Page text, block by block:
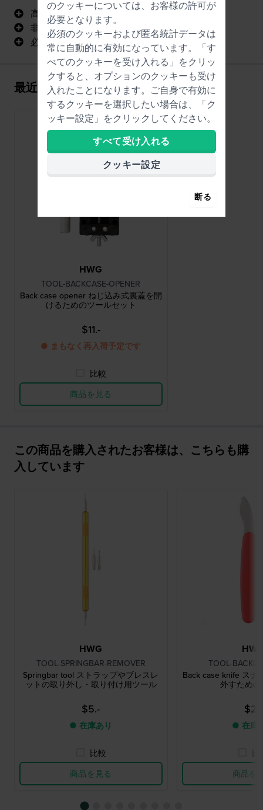
高品質
非常に実用的で、使い勝手が良い
必要な付属品がすべて付属しています
最近閲覧した商品
HWG
TOOL-BACKCASE-OPENER
Back case opener ねじ込み式裏蓋を開
けるためのツールセット
$11.-
● まもなく再入荷予定です
比較
商品を見る
この商品を購入されたお客様は、こちらも購
入しています
HWG
TOOL-SPRINGBAR-REMOVER
Springbar tool ストラップやブレスレ
ットの取り外し・取り付け用ツール
$5.-
● 在庫あり
比較
商品を見る
TOOL-
Back case knife スナ
外すため
$2.-
● 在庫
商品を
のクッキーについては、お客様の許可が
必要となります。
必須のクッキーおよび匿名統計データは
常に自動的に有効になっています。「す
べてのクッキーを受け入れる」をクリッ
クすると、オプションのクッキーも受け
入れたことになります。ご自身で有効に
するクッキーを選択したい場合は、「ク
ッキー設定」をクリックしてください。
すべて受け入れる
クッキー設定
断る